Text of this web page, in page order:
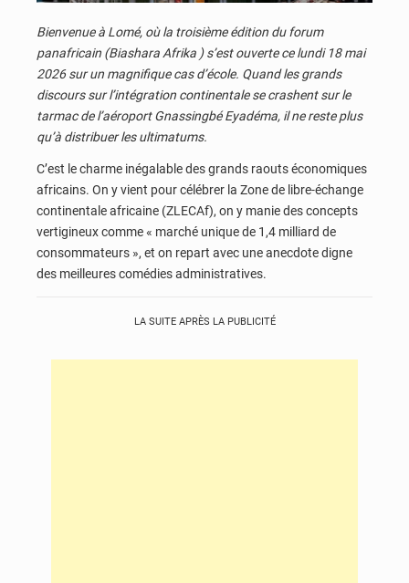
Bienvenue à Lomé, où la troisième édition du forum
panafricain (Biashara Afrika ) s’est ouverte ce lundi 18 mai
2026 sur un magnifique cas d’école. Quand les grands
discours sur l’intégration continentale se crashent sur le
tarmac de l’aéroport Gnassingbé Eyadéma, il ne reste plus
qu’à distribuer les ultimatums.
C’est le charme inégalable des grands raouts économiques
africains. On y vient pour célébrer la Zone de libre-échange
continentale africaine (ZLECAf), on y manie des concepts
vertigineux comme « marché unique de 1,4 milliard de
consommateurs », et on repart avec une anecdote digne
des meilleures comédies administratives.
LA SUITE APRÈS LA PUBLICITÉ